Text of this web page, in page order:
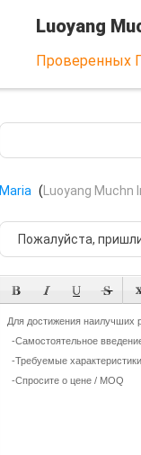
Luoyang
Проверенных
Maria ( Luoyang Muchn